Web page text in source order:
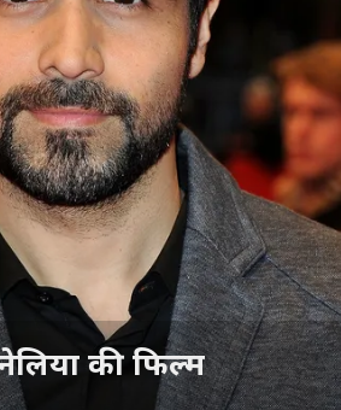
इमरान-जेनेलिया की फिल्म